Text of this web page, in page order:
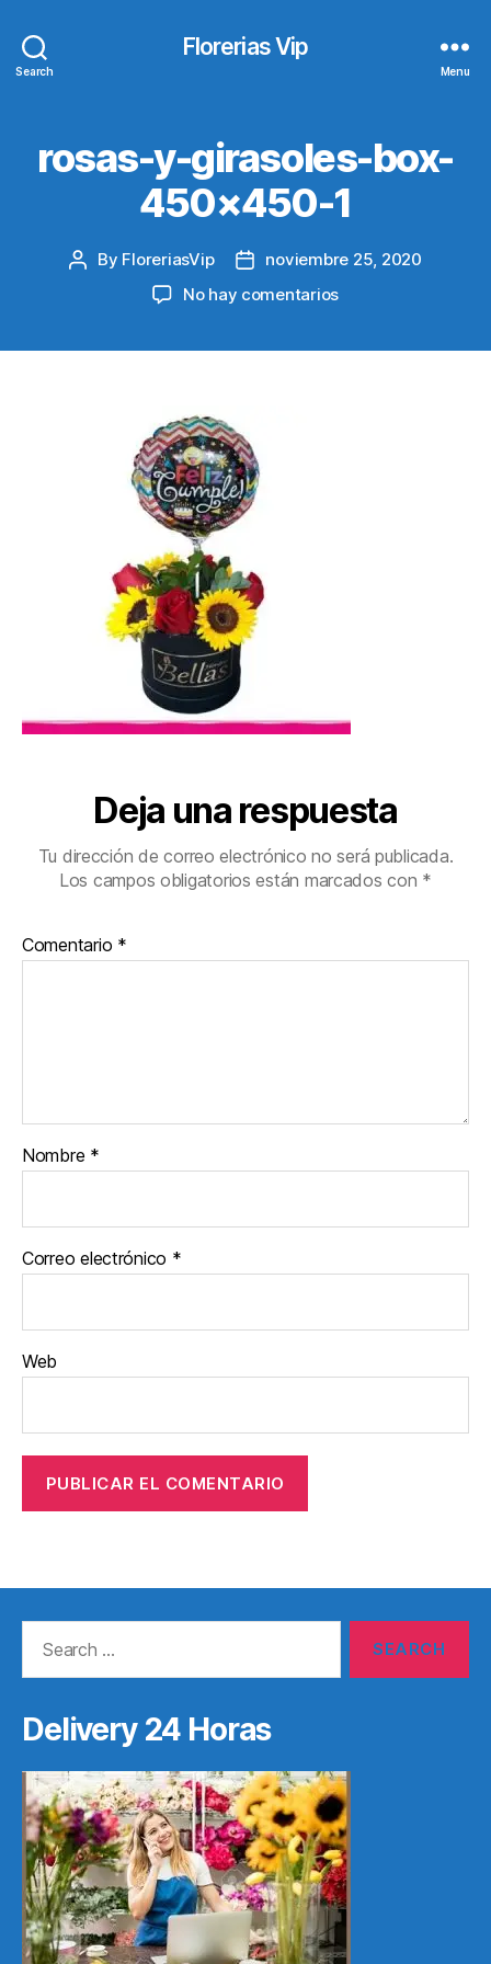
Search
Florerias Vip
Menu
rosas-y-girasoles-box-
450×450-1
Post
By FloreriasVip
Postnoviembre 25, 2020
No hay comentariosen
Deja una respuesta
Tu dirección de correo electrónico no será publicada.
Los campos obligatorios están marcados con *
Comentario *
Nombre *
Correo electrónico *
Web
Delivery 24 Horas